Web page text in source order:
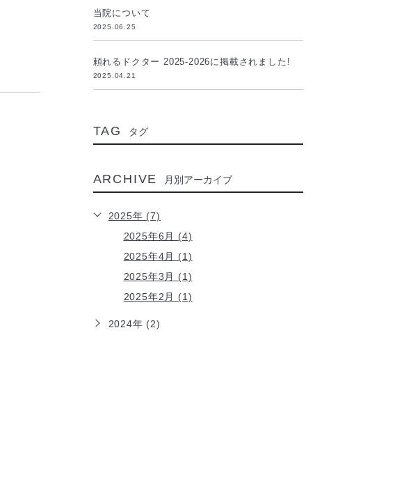
当院について
2025.06.25
頼れるドクター 2025-2026に掲載されました!
2025.04.21
TAG タグ
ARCHIVE 月別アーカイブ
2025年 (7)
2025年6月 (4)
2025年4月 (1)
2025年3月 (1)
2025年2月 (1)
2024年 (2)